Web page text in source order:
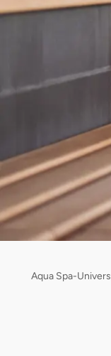
Aqua Spa-Univers